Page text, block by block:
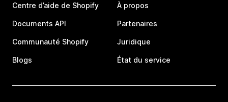
Centre d’aide de Shopify
Documents API
Communauté Shopify
Blogs
À propos
Partenaires
Juridique
État du service